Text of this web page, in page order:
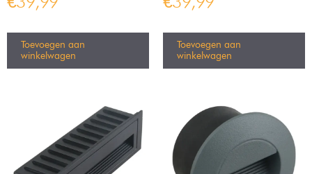
Toevoegen aan
winkelwagen
Toevoegen aan
winkelwagen